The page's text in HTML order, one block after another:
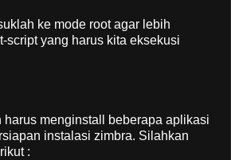
ke mode root agar lebih
script yang harus kita eksekusi
harus menginstall beberapa aplikasi
instalasi zimbra. Silahkan
: